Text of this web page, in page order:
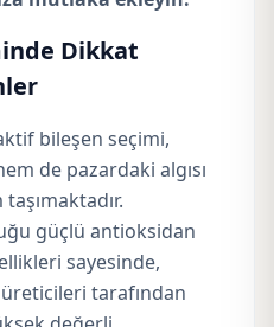
Dikkat
bileşen seçimi,
de pazardaki algısı
güçlü antioksidan
sayesinde,
tarafından